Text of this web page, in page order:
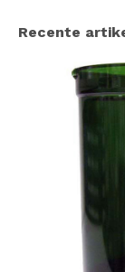
Recente